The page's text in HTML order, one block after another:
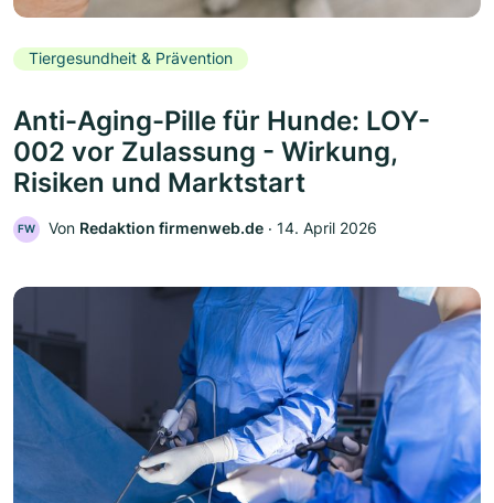
Tiergesundheit & Prävention
Anti-Aging-Pille für Hunde: LOY-
002 vor Zulassung - Wirkung,
Risiken und Marktstart
FW Von Redaktion firmenweb.de ‧ 14. April 2026